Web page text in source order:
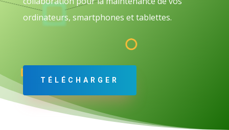
ordinateurs, smartphones et tablettes.
TÉLÉCHARGER